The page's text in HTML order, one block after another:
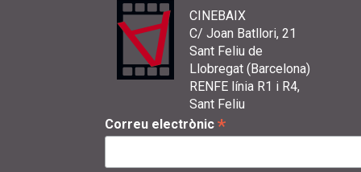
CINEBAIX
C/ Joan Batllori, 21
Sant Feliu de
Llobregat (Barcelona)
RENFE línia R1 i R4,
Sant Feliu
Correu electrònic *